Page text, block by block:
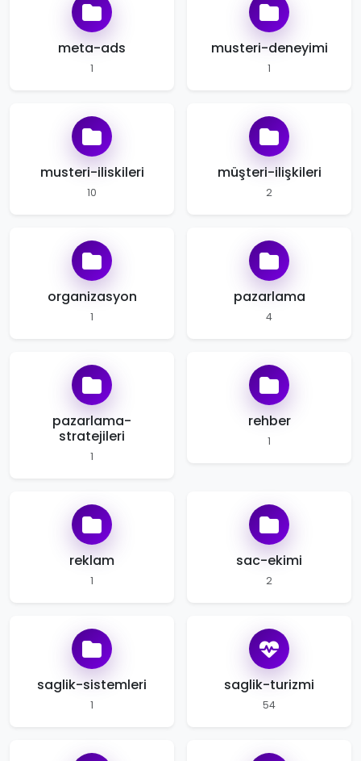
meta-ads
1
musteri-deneyimi
1
musteri-iliskileri
10
müşteri-ilişkileri
2
organizasyon
1
pazarlama
4
pazarlama-
stratejileri
1
rehber
1
reklam
1
sac-ekimi
2
saglik-sistemleri
1
saglik-turizmi
54